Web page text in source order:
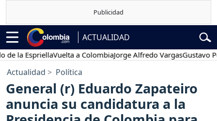
ACTUALIDAD
EspriellaVuelta a ColombiaJorge Alfredo VargasGustavo Petro
Actualidad Política
General (r) Eduardo Zapateiro
anuncia su candidatura a la